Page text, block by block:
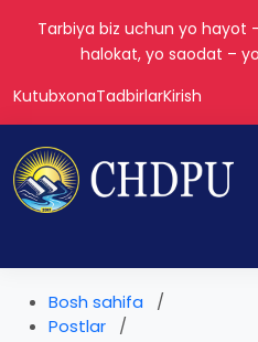
Tarbiya biz uchun yo hayot
halokat, yo saodat –
KutubxonaTadbirlarKirish
Bosh sahifa
Postlar